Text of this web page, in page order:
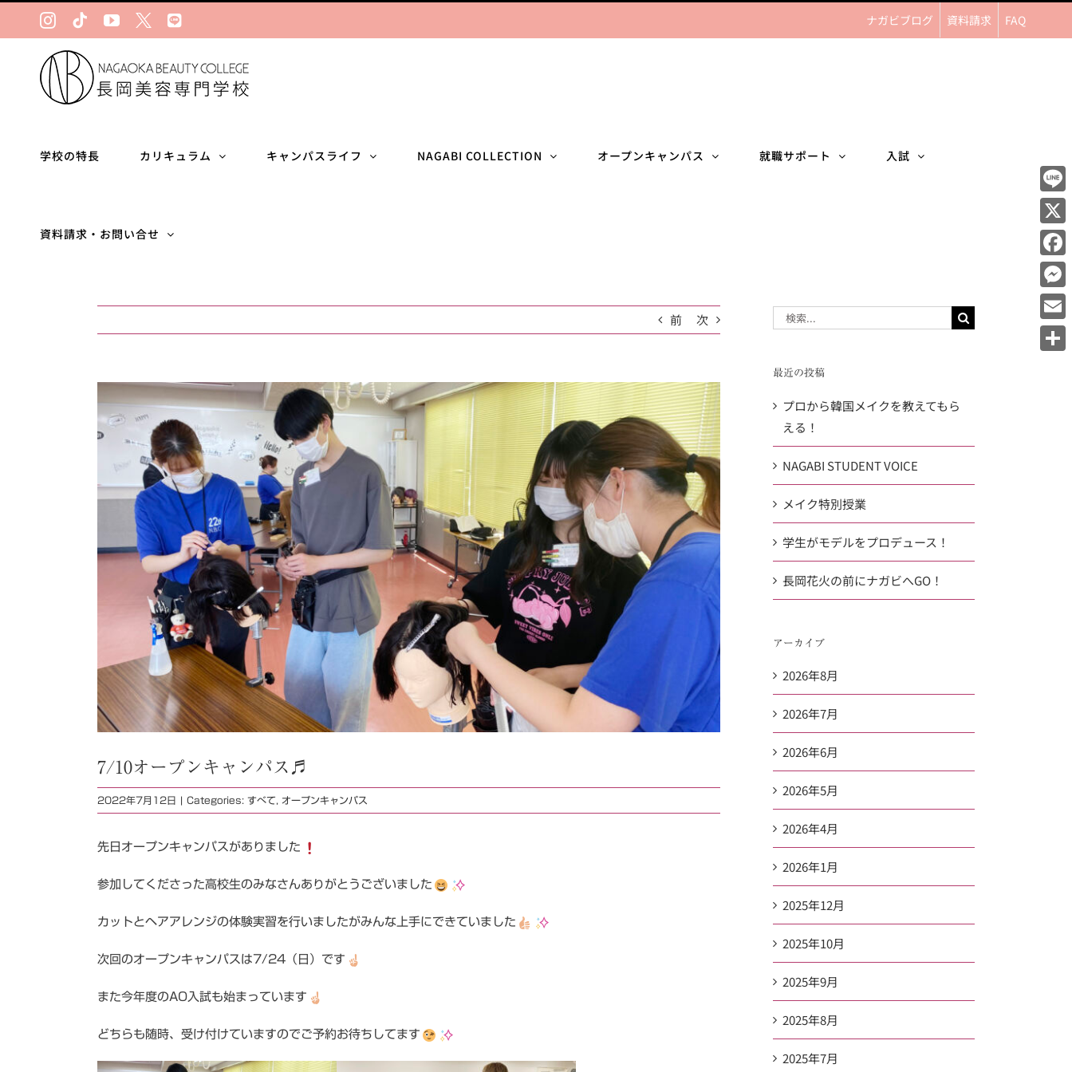
Instagram
TiktokYouTube
Ｘ LINE ナガビブログ 資料請求 FAQ
学校の特長 カリキュラム キャンパスライフ NAGABI COLLECTION オープンキャンパス 就職サポート 入試
資料請求・お問い合せ
前 次
Larger
Image
7/10オープンキャンパス♬
2022年7月12日 Categories: すべて オープンキャンパス
先日オープンキャンパスがありました
参加してくださった高校生のみなさんありがとうございました
カットとヘアアレンジの体験実習を行いましたがみんな上手にできていました
次回のオープンキャンパスは7/24（日）です
また今年度のAO入試も始まっています
どちらも随時、受け付けていますのでご予約お待ちしてます
最近の投稿
プロから韓国メイクを教えてもら
える！
NAGABI STUDENT VOICE
メイク特別授業
学生がモデルをプロデュース！
長岡花火の前にナガビへGO！
アーカイブ
2026年8月
2026年7月
2026年6月
2026年5月
2026年4月
2026年1月
2025年12月
2025年10月
2025年9月
2025年8月
2025年7月
Line
X
Email